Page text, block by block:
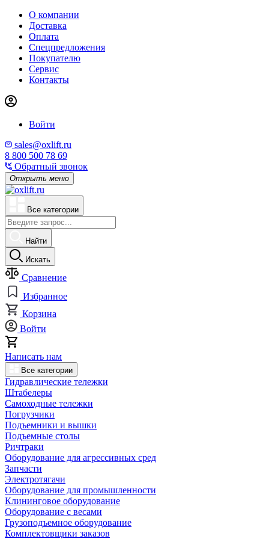
О компании
Доставка
Оплата
Спецпредложения
Покупателю
Сервис
Контакты
Войти
sales@oxlift.ru
8 800 500 78 69
Обратный звонок
Открыть меню
Все категории
Найти
Искать
Сравнение
Избранное
Корзина
Войти
Написать нам
Все категории
Гидравлические тележки
Штабелеры
Самоходные тележки
Погрузчики
Подъемники и вышки
Подъемные столы
Ричтраки
Оборудование для агрессивных сред
Запчасти
Электротягачи
Оборудование для промышленности
Клининговое оборудование
Оборудование с весами
Грузоподъемное оборудование
Комплектовщики заказов